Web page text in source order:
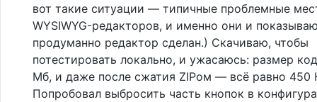
вот такие ситуации — типичные проблемные
WYSIWYG-редакторов, и именно они и
продуманно редактор сделан.) Скачиваю, чтобы
потестировать локально, и ужасаюсь: размер
Мб, и даже после сжатия ZIPом — всё равно 450
Попробовал выбросить часть кнопок в